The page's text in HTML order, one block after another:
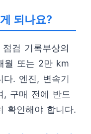
되나요?
검 기록부상의
월 또는 2만 km
다. 엔진, 변속기
, 구매 전에 반드
확인해야 합니다.